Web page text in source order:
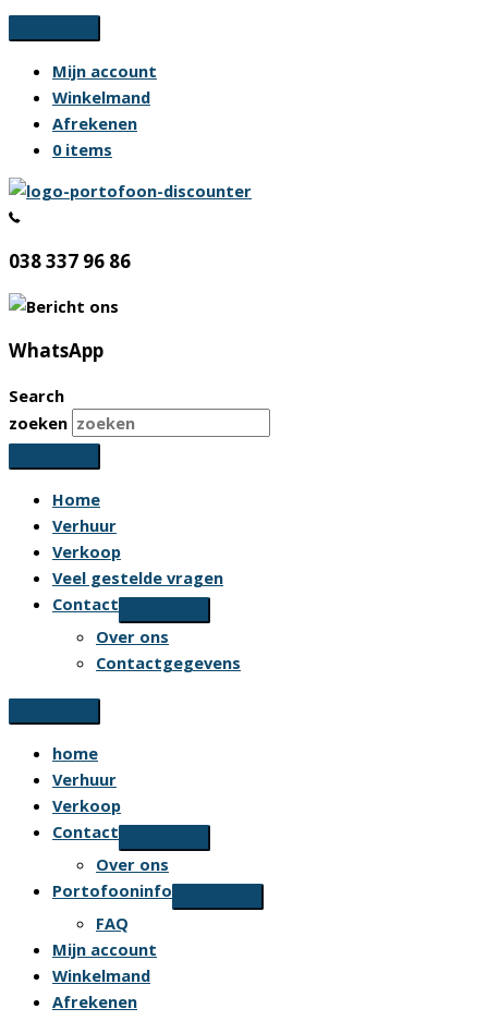
Ga
naar
inhoud
Mijn account
Winkelmand
Afrekenen
0 items
038 337 96 86
WhatsApp
Search
zoeken
Home
Verhuur
Verkoop
Veel gestelde vragen
Contact
Over ons
Contactgegevens
home
Verhuur
Verkoop
Contact
Over ons
Portofooninfo
FAQ
Mijn account
Winkelmand
Afrekenen